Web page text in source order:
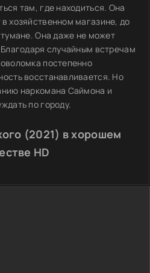
там, где находиться. Она
хозяйственном магазине, до
Она даже не может
случайным встречам
постепенно
восстанавливается. Но
наркомана Саймона и
по городу.
(2021) в хорошем
HD